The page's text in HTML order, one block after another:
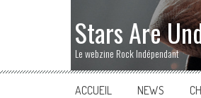
Stars Are
Le webzine Rock Indépendant
ACCUEIL NEWS